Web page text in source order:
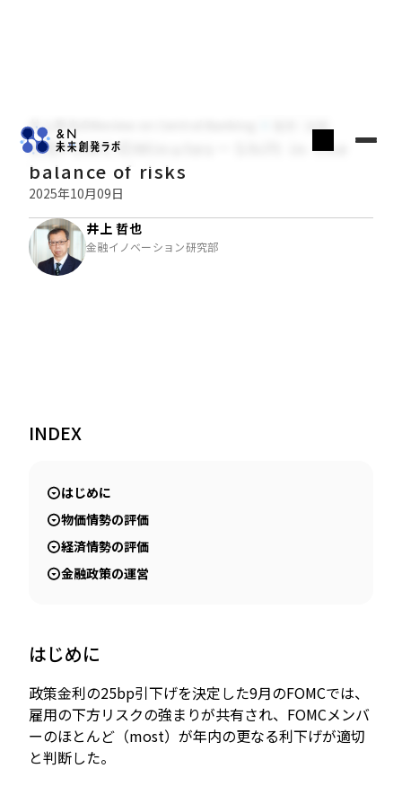
井上哲也のReview on Central Banking
9月FOMCのMinutes－Shift in the
balance of risks
2025年10月09日
井上 哲也
金融イノベーション研究部
INDEX
はじめに
物価情勢の評価
経済情勢の評価
金融政策の運営
はじめに
政策金利の25bp引下げを決定した9月のFOMCでは、
雇用の下方リスクの強まりが共有され、FOMCメンバ
ーのほとんど（most）が年内の更なる利下げが適切
と判断した。